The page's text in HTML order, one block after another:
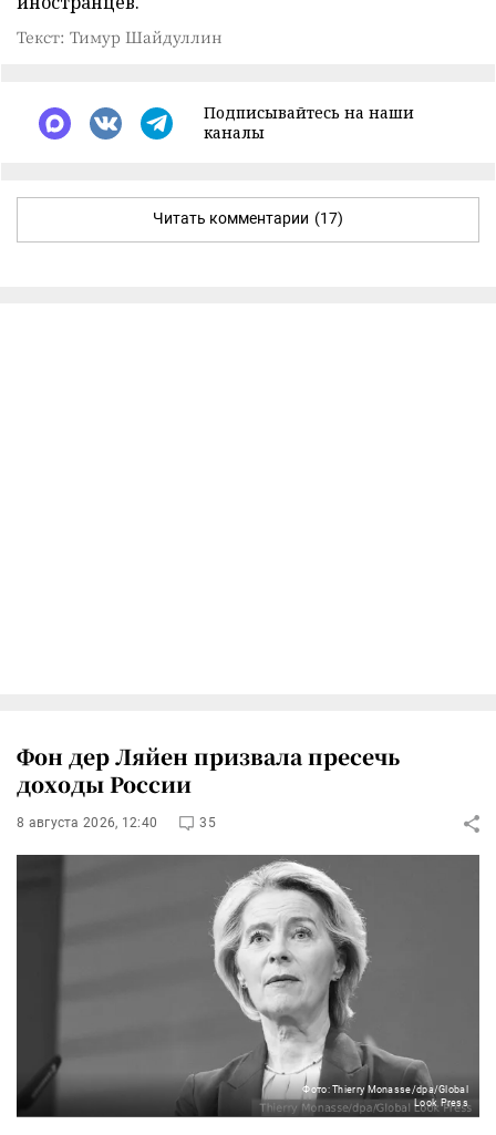
Текст: Тимур Шайдуллин
Подписывайтесь на наши
каналы
Читать комментарии (17)
Фон дер Ляйен призвала пресечь
доходы России
8 августа 2026, 12:40 35
Фото: Thierry Monasse/dpa/Global
Look Press